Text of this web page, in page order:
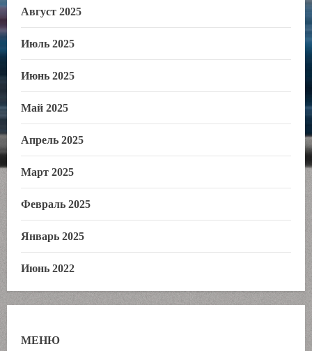
Август 2025
Июль 2025
Июнь 2025
Май 2025
Апрель 2025
Март 2025
Февраль 2025
Январь 2025
Июнь 2022
МЕНЮ